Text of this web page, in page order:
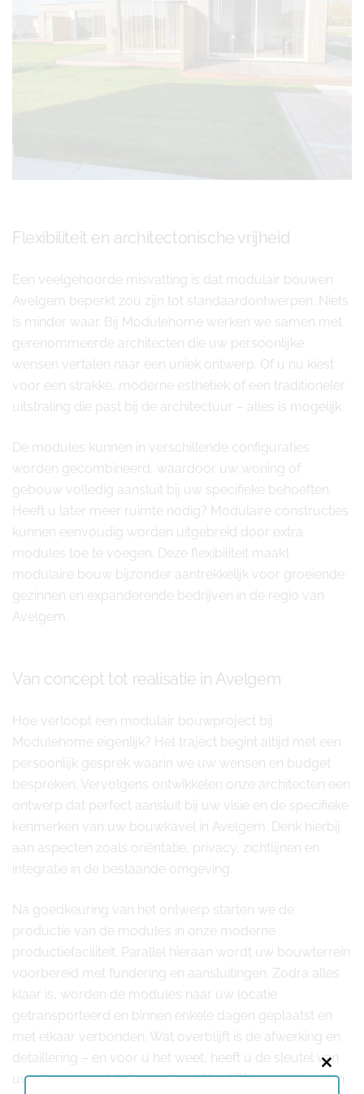
Flexibiliteit en architectonische vrijheid
Een veelgehoorde misvatting is dat modulair bouwen
Avelgem beperkt zou zijn tot standaardontwerpen. Niets
is minder waar. Bij Modulehome werken we samen met
gerenommeerde architecten die uw persoonlijke
wensen vertalen naar een uniek ontwerp. Of u nu kiest
voor een strakke, moderne esthetiek of een traditioneler
uitstraling die past bij de architectuur – alles is mogelijk.
De modules kunnen in verschillende configuraties
worden gecombineerd, waardoor uw woning of
gebouw volledig aansluit bij uw specifieke behoeften.
Heeft u later meer ruimte nodig? Modulaire constructies
kunnen eenvoudig worden uitgebreid door extra
modules toe te voegen. Deze flexibiliteit maakt
modulaire bouw bijzonder aantrekkelijk voor groeiende
gezinnen en expanderende bedrijven in de regio van
Avelgem.
Van concept tot realisatie in Avelgem
Hoe verloopt een modulair bouwproject bij
Modulehome eigenlijk? Het traject begint altijd met een
persoonlijk gesprek waarin we uw wensen en budget
bespreken. Vervolgens ontwikkelen onze architecten een
ontwerp dat perfect aansluit bij uw visie en de specifieke
kenmerken van uw bouwkavel in Avelgem. Denk hierbij
aan aspecten zoals oriëntatie, privacy, zichtlijnen en
integratie in de bestaande omgeving.
Na goedkeuring van het ontwerp starten we de
productie van de modules in onze moderne
productiefaciliteit. Parallel hieraan wordt uw bouwterrein
voorbereid met fundering en aansluitingen. Zodra alles
klaar is, worden de modules naar uw locatie
getransporteerd en binnen enkele dagen geplaatst en
met elkaar verbonden. Wat overblijft is de afwerking en
detaillering – en voor u het weet, heeft u de sleutel van
uw nieuwe modulaire woning of bedrijfspand in handen.
Close